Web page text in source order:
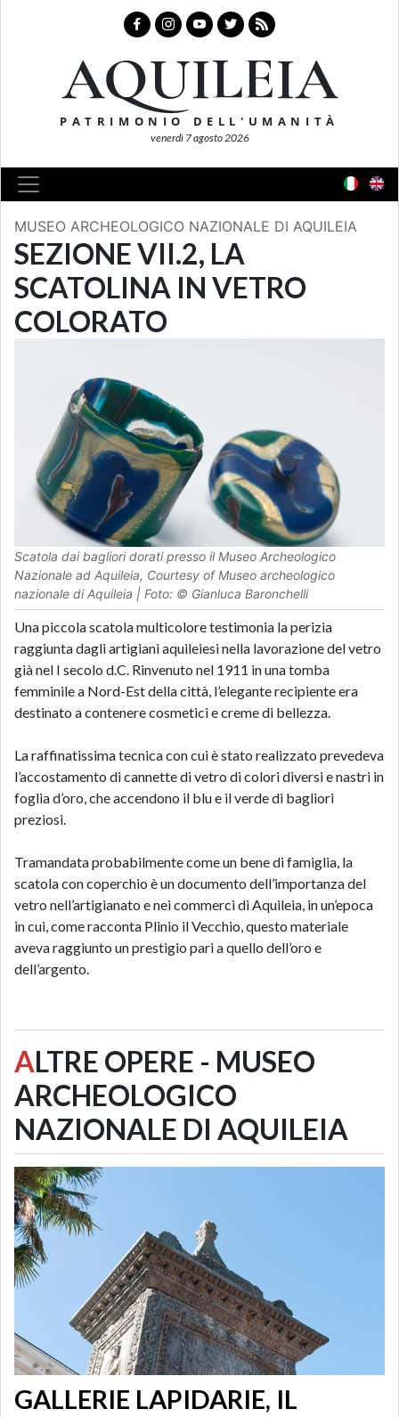
AQUILEIA
PATRIMONIO DELL'UMANITÀ
venerdì 7 agosto 2026
MUSEO ARCHEOLOGICO NAZIONALE DI AQUILEIA
SEZIONE VII.2, LA
SCATOLINA IN VETRO
COLORATO
Scatola dai bagliori dorati presso il Museo Archeologico
Nazionale ad Aquileia, Courtesy of Museo archeologico
nazionale di Aquileia | Foto: © Gianluca Baronchelli
Una piccola scatola multicolore testimonia la perizia
raggiunta dagli artigiani aquileiesi nella lavorazione del vetro
già nel I secolo d.C. Rinvenuto nel 1911 in una tomba
femminile a Nord-Est della città, l’elegante recipiente era
destinato a contenere cosmetici e creme di bellezza.
La raffinatissima tecnica con cui è stato realizzato prevedeva
l’accostamento di cannette di vetro di colori diversi e nastri in
foglia d’oro, che accendono il blu e il verde di bagliori
preziosi.
Tramandata probabilmente come un bene di famiglia, la
scatola con coperchio è un documento dell’importanza del
vetro nell’artigianato e nei commerci di Aquileia, in un’epoca
in cui, come racconta Plinio il Vecchio, questo materiale
aveva raggiunto un prestigio pari a quello dell’oro e
dell’argento.
ALTRE OPERE - MUSEO
ARCHEOLOGICO
NAZIONALE DI AQUILEIA
GALLERIE LAPIDARIE, IL